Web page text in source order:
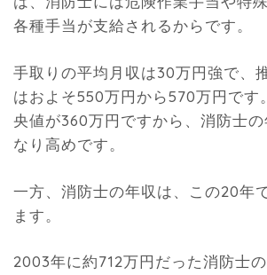
各種手当が支給されるからです。
手取りの平均月収は30万円強で、
はおよそ550万円から570万円です
央値が360万円ですから、消防士
なり高めです。
一方、消防士の年収は、この20年
ます。
2003年に約712万円だった消防士の